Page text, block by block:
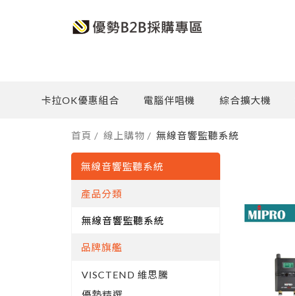
卡拉OK優惠組合 電腦伴唱機 綜合擴大機
首頁 / 線上購物 / 無線音響監聽系統
無線音響監聽系統
產品分類
無線音響監聽系統
品牌旗艦
VISCTEND 維思騰